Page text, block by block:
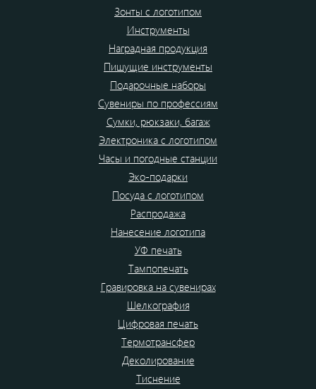
Зонты с логотипом
Инструменты
Наградная продукция
Пишущие инструменты
Подарочные наборы
Сувениры по профессиям
Сумки, рюкзаки, багаж
Электроника с логотипом
Часы и погодные станции
Эко-подарки
Посуда с логотипом
Распродажа
Нанесение логотипа
УФ печать
Тампопечать
Гравировка на сувенирах
Шелкография
Цифровая печать
Термотрансфер
Деколирование
Тиснение